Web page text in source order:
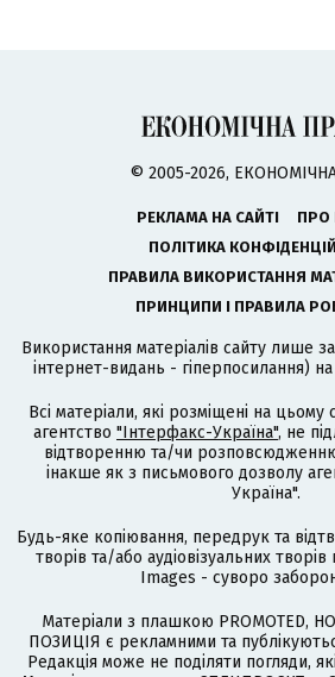
© 2005-2026,
РЕКЛАМА НА САЙТІ
ПРО
ПОЛІТИКА
ПРАВИЛА ВИКОРИСТАННЯ
ПРИНЦИПИ І ПРАВИЛА
Використання матеріалів сайту лише
інтернет-видань - гіперпосилання)
Всі матеріали, які розміщені на цьому
агентство "Інтерфакс-Україна", не
відтворенню та/чи
інакше як з письмового дозволу
Україна".
Будь-яке копіювання, передрук та
творів та/або аудіовізуальних
Images - суворо
Матеріали з плашкою PROMOTED,
ПОЗИЦІЯ є рекламними та
Редакція може не поділяти погляди,